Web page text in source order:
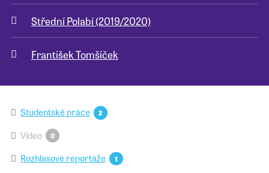
Střední Polabí (2019/2020)
František Tomšíček
Studentské práce 2
Video 0
Rozhlasové reportáže 1